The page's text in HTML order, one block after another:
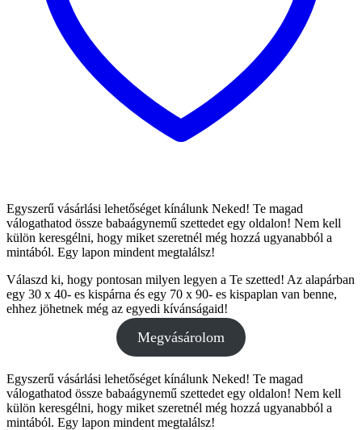
Egyszerű vásárlási lehetőséget kínálunk Neked! Te magad
válogathatod össze babaágynemű szettedet egy oldalon! Nem kell
külön keresgélni, hogy miket szeretnél még hozzá ugyanabból a
mintából. Egy lapon mindent megtalálsz!
Válaszd ki, hogy pontosan milyen legyen a Te szetted! Az alapárban
egy 30 x 40- es kispárna és egy 70 x 90- es kispaplan van benne,
ehhez jöhetnek még az egyedi kívánságaid!
Megvásárolom
Egyszerű vásárlási lehetőséget kínálunk Neked! Te magad
válogathatod össze babaágynemű szettedet egy oldalon! Nem kell
külön keresgélni, hogy miket szeretnél még hozzá ugyanabból a
mintából. Egy lapon mindent megtalálsz!